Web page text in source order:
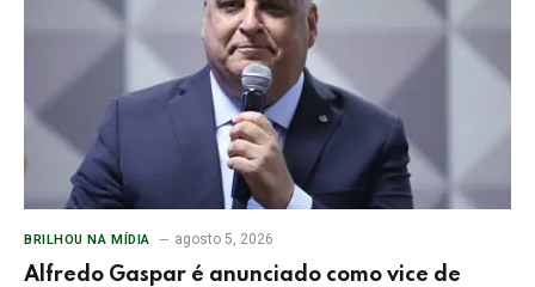
BRILHOU NA MÍDIA agosto 5, 2026
Alfredo Gaspar é anunciado como vice de